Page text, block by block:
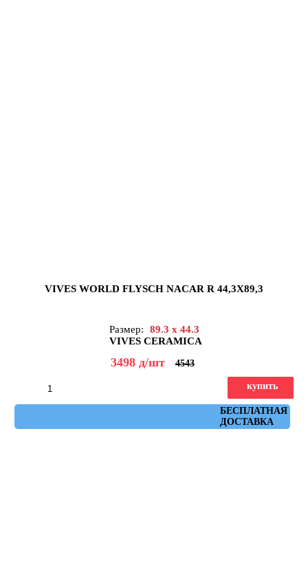
VIVES WORLD FLYSCH NACAR R 44,3X89,3
Размер:
89.3 x 44.3
VIVES CERAMICA
3498 д/шт 4543
БЕСПЛАТНАЯ
ДОСТАВКА
купить